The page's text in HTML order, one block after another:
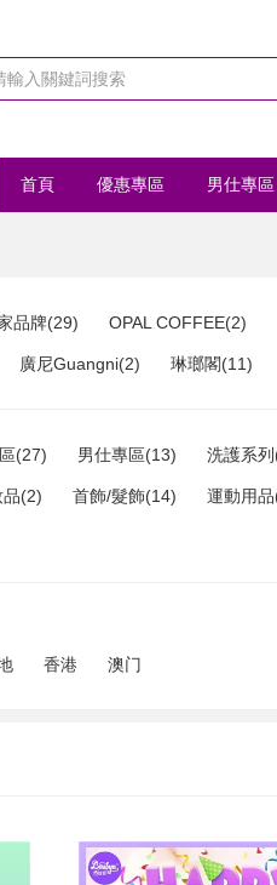
首頁 優惠專區 男仕專區
品牌(29) OPAL COFFEE(2)
廣尼Guangni(2) 琳瑯閣(11)
(27) 男仕專區(13) 洗護系
品(2) 首飾/髮飾(14) 運動用
香港 澳门